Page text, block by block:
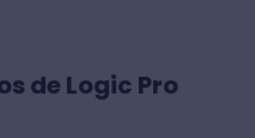
de Logic Pro